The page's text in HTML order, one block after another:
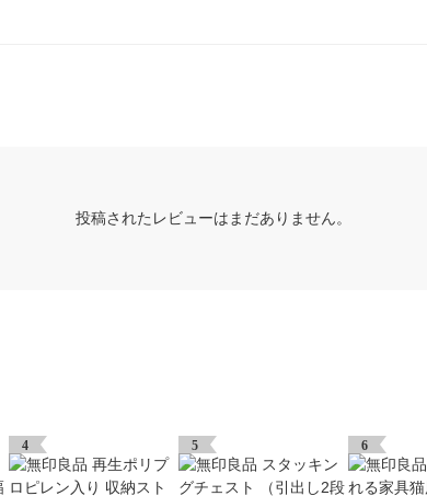
投稿されたレビューはまだありません。
4 5 6